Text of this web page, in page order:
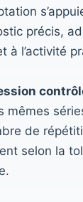
précis,
à l’activité
mêmes
de
selon la